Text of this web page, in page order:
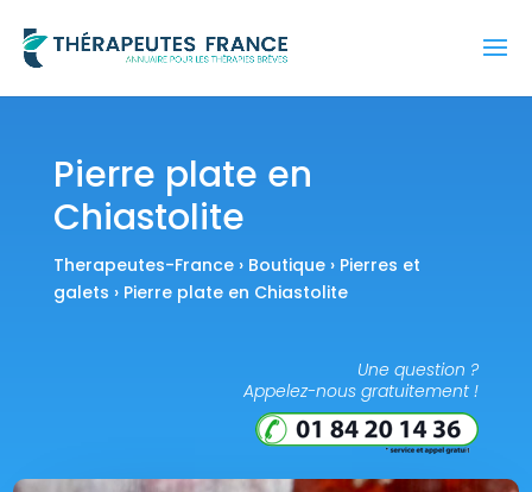
Pierre plate en
Chiastolite
Therapeutes-France› Boutique› Pierres et
galets › Pierre plate en Chiastolite
Une question ?
Appelez-nous gratuitement !